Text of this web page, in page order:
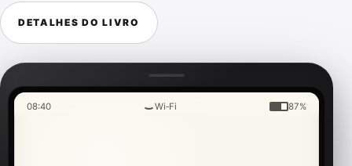
08:40 Wi‑Fi 87%
DETALHES DO LIVRO